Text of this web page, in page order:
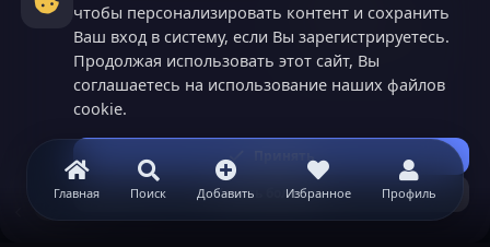
Главная Поиск Добавить Избранное Профиль
чтобы персонализировать контент и сохранить
Ваш вход в систему, если Вы зарегистрируетесь.
Продолжая использовать этот сайт, Вы
соглашаетесь на использование наших файлов
cookie.
Принять
Узнать больше...